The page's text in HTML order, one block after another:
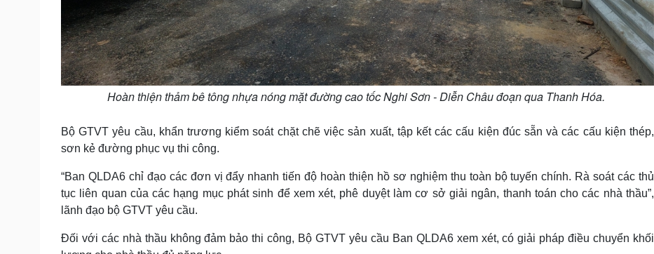
Hoàn thiện thảm bê tông nhựa nóng mặt đường cao tốc Nghi Sơn - Diễn Châu đoạn qua Thanh Hóa.
Bộ GTVT yêu cầu, khẩn trương kiểm soát chặt chẽ việc sản xuất, tập kết các cấu kiện đúc sẵn và các cấu kiện thép,
sơn kẻ đường phục vụ thi công.
“Ban QLDA6 chỉ đạo các đơn vị đẩy nhanh tiến độ hoàn thiện hồ sơ nghiệm thu toàn bộ tuyến chính. Rà soát các thủ
tục liên quan của các hạng mục phát sinh để xem xét, phê duyệt làm cơ sở giải ngân, thanh toán cho các nhà thầu”,
lãnh đạo bộ GTVT yêu cầu.
Đối với các nhà thầu không đảm bảo thi công, Bộ GTVT yêu cầu Ban QLDA6 xem xét, có giải pháp điều chuyển khối